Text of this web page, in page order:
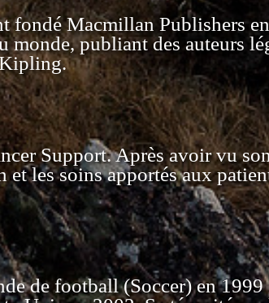
Macmillan Publishers
publiant des auteurs
Support. Après avoir vu
les soins apportés aux
de football (Soccer) en